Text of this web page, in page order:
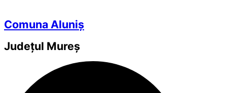
Comuna Aluniș
Județul Mureș